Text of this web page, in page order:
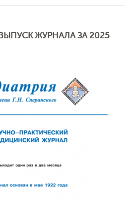
ЖУРНАЛА ЗА 2025
Отправить